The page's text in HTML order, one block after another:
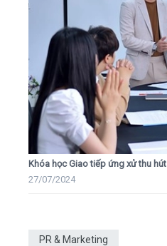
Khóa học Giao tiếp ứng xử thu hút
27/07/2024
PR & Marketing